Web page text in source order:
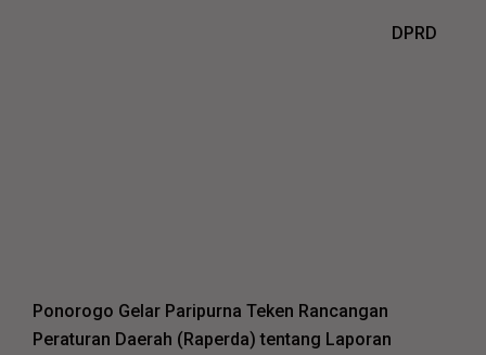
DPRD
Ponorogo Gelar Paripurna Teken Rancangan
Peraturan Daerah (Raperda) tentang Laporan